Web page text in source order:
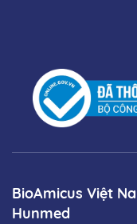
BioAmicus Việt
Hunmed